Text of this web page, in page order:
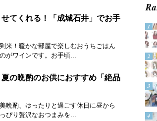
てくれる！「成城石井」でお手
来！暖かな部屋で楽しむおうちごはん
がワインです。お手頃...
の晩酌のお供におすすめ「絶品
晩酌、ゆったりと過ごす休日に昼から
ぴり贅沢なおつまみを...